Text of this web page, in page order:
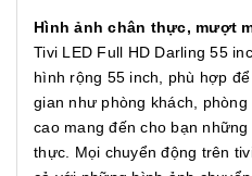
Hình ảnh chân thực, mượt
Tivi LED Full HD Darling 55
hình rộng 55 inch, phù hợp
gian như phòng khách,
cao mang đến cho bạn
thực. Mọi chuyển động trên